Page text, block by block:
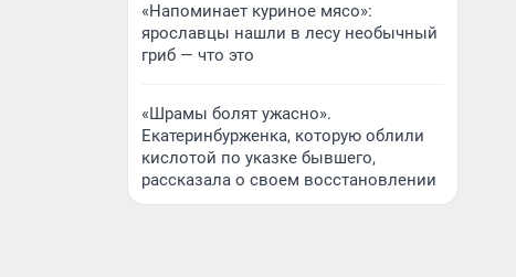
«Напоминает куриное мясо»:
ярославцы нашли в лесу необычный
гриб — что это
«Шрамы болят ужасно».
Екатеринбурженка, которую облили
кислотой по указке бывшего,
рассказала о своем восстановлении